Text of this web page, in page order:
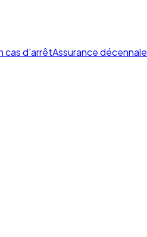
cas d'arrêtAssurance décennale